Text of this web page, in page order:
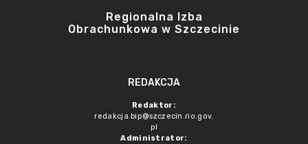
Regionalna Izba
Obrachunkowa w Szczecinie
REDAKCJA
Redaktor:
redakcja.bip@szczecin.rio.gov.
pl
Administrator: